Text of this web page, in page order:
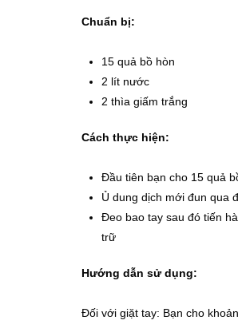
Chuẩn bị:
15 quả bồ hòn
2 lít nước
2 thìa giấm trắng
Cách thực hiện:
Đầu tiên bạn cho 15 quả
Ủ dung dịch mới đun qua
Đeo bao tay sau đó tiến
trữ
Hướng dẫn sử dụng:
Đối với giặt tay: Bạn cho